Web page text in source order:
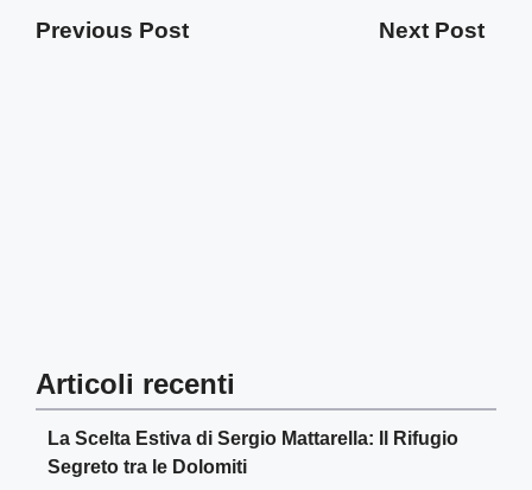
Previous Post Next Post
Articoli recenti
La Scelta Estiva di Sergio Mattarella: Il Rifugio
Segreto tra le Dolomiti